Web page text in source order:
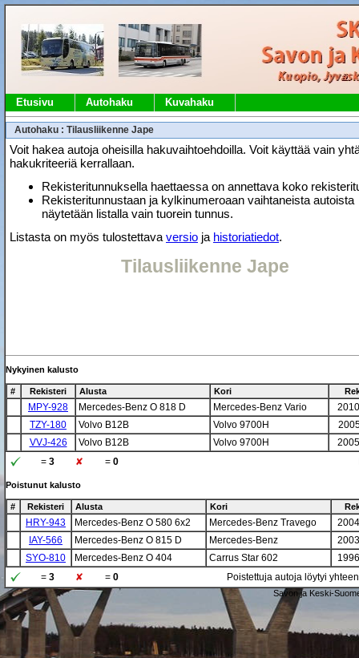
Etusivu Autohaku Kuvahaku
Autohaku : Tilausliikenne Jape
Voit hakea autoja oheisilla hakuvaihtoehdoilla. Voit käyttää vain
hakukriteeriä kerrallaan.
Rekisteritunnuksella haettaessa on annettava koko
Rekisteritunnustaan ja kylkinumeroaan vaihtaneista autoista
näytetään listalla vain tuorein tunnus.
Listasta on myös tulostettava versio ja historiatiedot.
Tilausliikenne Jape
Nykyinen kalusto
# Rekisteri Alusta Kori
MPY-928 Mercedes-Benz O 818 D Mercedes-Benz Vario
TZY-180
Volvo B12B Volvo 9700H
VVJ-426
Volvo B12B Volvo 9700H
= 3 = 0
Poistunut kalusto
# Rekisteri Alusta Kori
HRY-943 Mercedes-Benz O 580 6x2 Mercedes-Benz Travego
IAY-566
Mercedes-Benz O 815 D Mercedes-Benz
SYO-810
Mercedes-Benz O 404 Carrus Star 602
= 3 = 0 Poistettuja autoja löytyi
Savon ja Keski-